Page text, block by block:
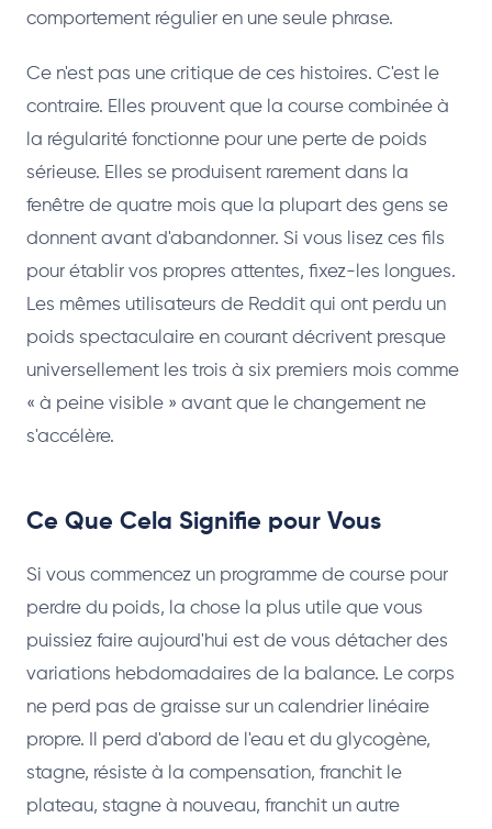
comportement régulier en une seule phrase.
Ce n'est pas une critique de ces histoires. C'est le
contraire. Elles prouvent que la course combinée à
la régularité fonctionne pour une perte de poids
sérieuse. Elles se produisent rarement dans la
fenêtre de quatre mois que la plupart des gens se
donnent avant d'abandonner. Si vous lisez ces fils
pour établir vos propres attentes, fixez-les longues.
Les mêmes utilisateurs de Reddit qui ont perdu un
poids spectaculaire en courant décrivent presque
universellement les trois à six premiers mois comme
« à peine visible » avant que le changement ne
s'accélère.
Ce Que Cela Signifie pour Vous
Si vous commencez un programme de course pour
perdre du poids, la chose la plus utile que vous
puissiez faire aujourd'hui est de vous détacher des
variations hebdomadaires de la balance. Le corps
ne perd pas de graisse sur un calendrier linéaire
propre. Il perd d'abord de l'eau et du glycogène,
stagne, résiste à la compensation, franchit le
plateau, stagne à nouveau, franchit un autre